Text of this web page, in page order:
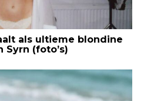
als ultieme blondine
(foto’s)